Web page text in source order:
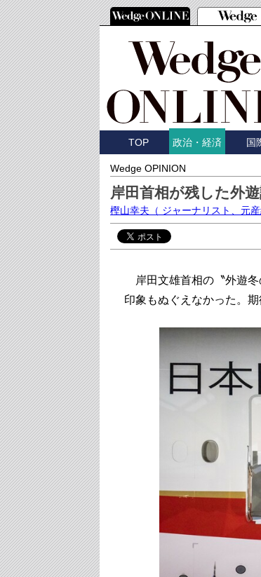
TOP 政治・経済 国
Wedge OPINION
岸田首相が残した外
樫山幸夫 （ ジャーナリスト、元
岸田文雄首相の〝外遊冬
印象もぬぐえなかった。